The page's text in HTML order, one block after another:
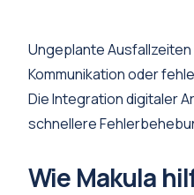
Ungeplante
Kommunikation oder
Die Integration digitaler
schnellere
Wie Makula